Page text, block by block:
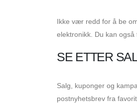
Ikke vær redd for å be
elektronikk. Du kan
SE ETTER
Salg, kuponger og
postnyhetsbrev fra